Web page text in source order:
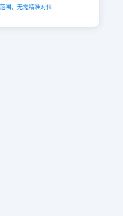
围，无需精准对位